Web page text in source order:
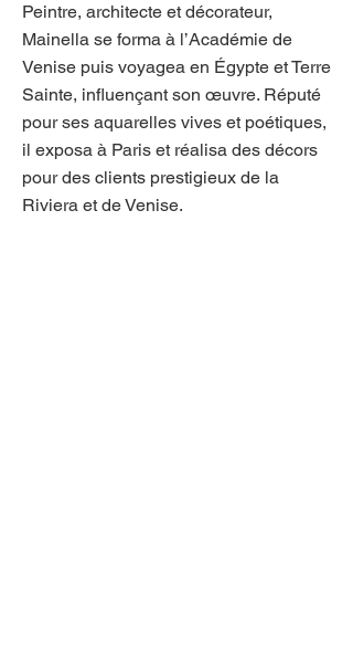
Peintre, architecte et décorateur,
Mainella se forma à l’Académie de
Venise puis voyagea en Égypte et Terre
Sainte, influençant son œuvre. Réputé
pour ses aquarelles vives et poétiques,
il exposa à Paris et réalisa des décors
pour des clients prestigieux de la
Riviera et de Venise.